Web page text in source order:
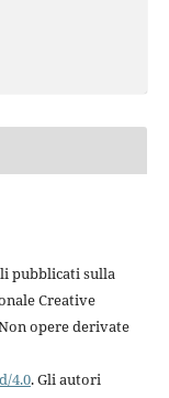
pubblicati sulla
Creative
opere derivate
4.0. Gli autori